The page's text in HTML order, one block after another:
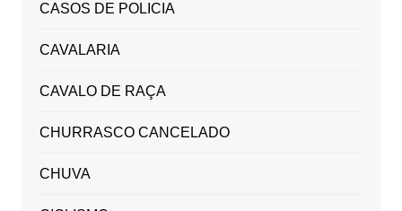
CASOS DE POLICIA
CAVALARIA
CAVALO DE RAÇA
CHURRASCO CANCELADO
CHUVA